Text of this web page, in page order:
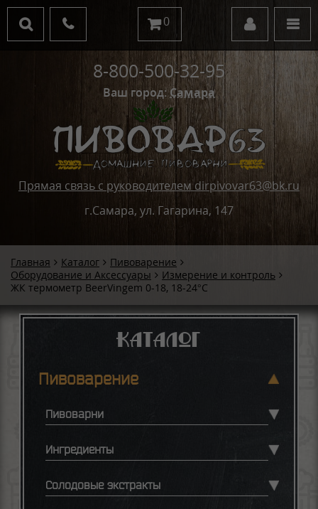
Ваш город:Самара
Прямая связь с руководителем dirpivovar63@bk.ru
г.Самара, ул. Гагарина, 147
8-800-500-32-95
0
Главная Каталог
Пивоварение
Оборудование и Аксессуары
Измерение и контроль
ЖК термометр BeerVingem 0-18, 18-24°С
Каталог
Пивоварение
Пивоварни
Ингредиенты
Солодовые экстракты